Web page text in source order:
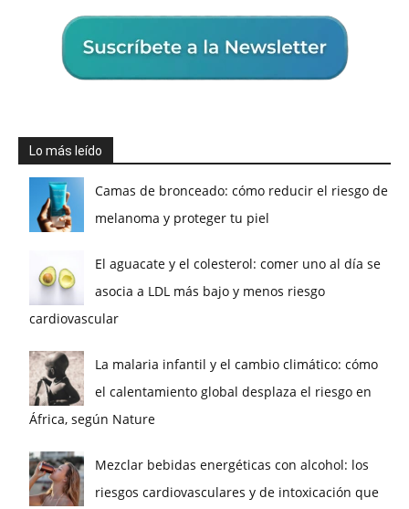
Lo más leído
Camas de bronceado: cómo reducir el riesgo de
melanoma y proteger tu piel
El aguacate y el colesterol: comer uno al día se
asocia a LDL más bajo y menos riesgo
cardiovascular
La malaria infantil y el cambio climático: cómo
el calentamiento global desplaza el riesgo en
África, según Nature
Mezclar bebidas energéticas con alcohol: los
riesgos cardiovasculares y de intoxicación que